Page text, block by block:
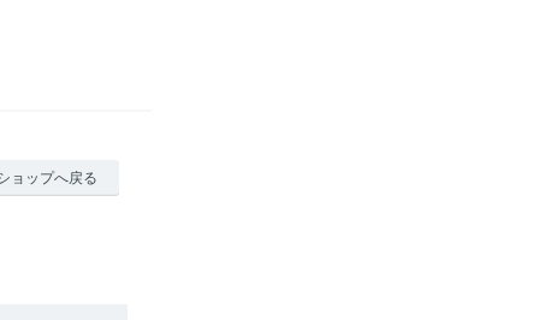
ョップへ戻る